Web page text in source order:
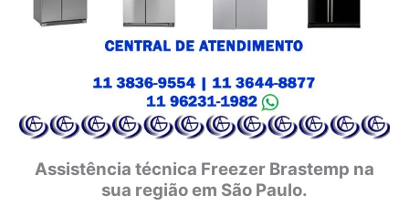
Assistência técnica Freezer Brastemp na
sua região em São Paulo.